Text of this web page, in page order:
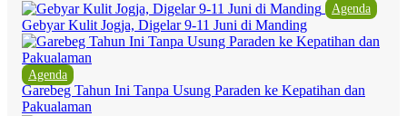
Agenda
Gebyar Kulit Jogja, Digelar 9-11 Juni di Manding
Agenda
Garebeg Tahun Ini Tanpa Usung Paraden ke Kepatihan dan
Pakualaman